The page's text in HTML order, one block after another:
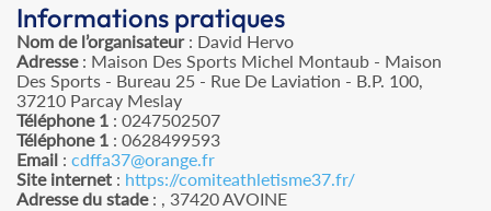
Informations pratiques
Nom de l’organisateur: David Hervo
Adresse: Maison Des Sports Michel Montaub - Maison
Des Sports - Bureau 25 - Rue De Laviation - B.P. 100,
37210 Parcay Meslay
Téléphone 1 : 0247502507
Téléphone 1 : 0628499593
Email : cdffa37@orange.fr
Site internet : https://comiteathletisme37.fr/
Adresse du stade: , 37420 AVOINE